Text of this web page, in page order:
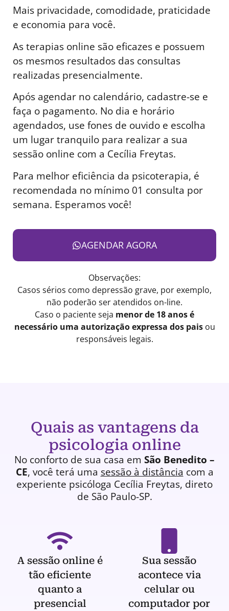
Mais privacidade, comodidade, praticidade
e economia para você.
As terapias online são eficazes e possuem
os mesmos resultados das consultas
realizadas presencialmente.
Após agendar no calendário, cadastre-se e
faça o pagamento. No dia e horário
agendados, use fones de ouvido e escolha
um lugar tranquilo para realizar a sua
sessão online com a Cecília Freytas.
Para melhor eficiência da psicoterapia, é
recomendada no mínimo 01 consulta por
semana. Esperamos você!
AGENDAR AGORA
Observações:
Casos sérios como depressão grave, por exemplo,
não poderão ser atendidos on-line.
Caso o paciente seja menor de 18 anos é
necessário uma autorização expressa dos paisou
responsáveis legais.
Quais as vantagens da
psicologia online
No conforto de sua casa em São Benedito –
CE, você terá uma sessão à distância com a
experiente psicóloga Cecília Freytas, direto
de São Paulo-SP.
A sessão online é
tão eficiente
quanto a
presencial
Sua sessão
acontece via
celular ou
computador por